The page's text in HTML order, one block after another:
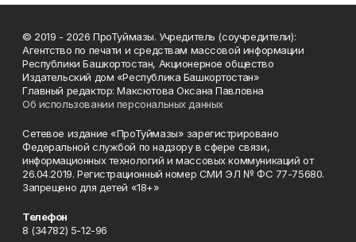
© 2019 - 2026 ПроТуймазы. Учредитель (соучредители):
Агентство по печати и средствам массовой информации
Республики Башкортостан, Акционерное общество
Издательский дом «Республика Башкортостан»
Главный редактор: Максютова Оксана Павловна
Об использовании персональных данных
Сетевое издание «ПроТуймазы» зарегистрировано
Федеральной службой по надзору в сфере связи,
информационных технологий и массовых коммуникаций от
26.04.2019. Регистрационный номер СМИ ЭЛ № ФС 77-75680.
Запрещено для детей «18+»
Телефон
8 (34782) 5-12-96